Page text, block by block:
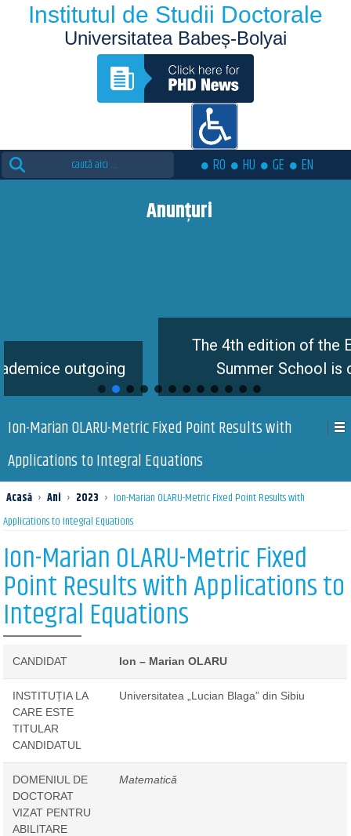
Institutul de Studii Doctorale
Universitatea Babeș-Bolyai
Search
for:
RO HU GE EN
Anunțuri
The 4th edition of the Eutopia
Summer School is coming
Ion-Marian OLARU-Metric Fixed Point Results with
Applications to Integral Equations
Acasă › Ani › 2023 › Ion-Marian OLARU-Metric Fixed Point Results with
Applications to Integral Equations
Ion-Marian OLARU-Metric Fixed
Point Results with Applications to
Integral Equations
CANDIDAT Ion – Marian OLARU
INSTITUȚIA LA
CARE ESTE
TITULAR
CANDIDATUL
Universitatea „Lucian Blaga” din Sibiu
DOMENIUL DE
DOCTORAT
VIZAT PENTRU
ABILITARE
Matematică